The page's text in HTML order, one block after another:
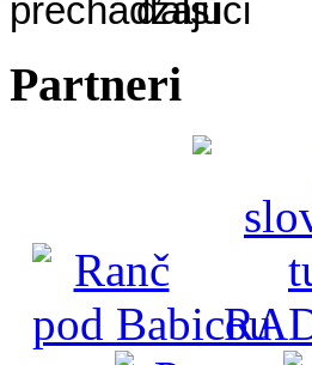
Partneri